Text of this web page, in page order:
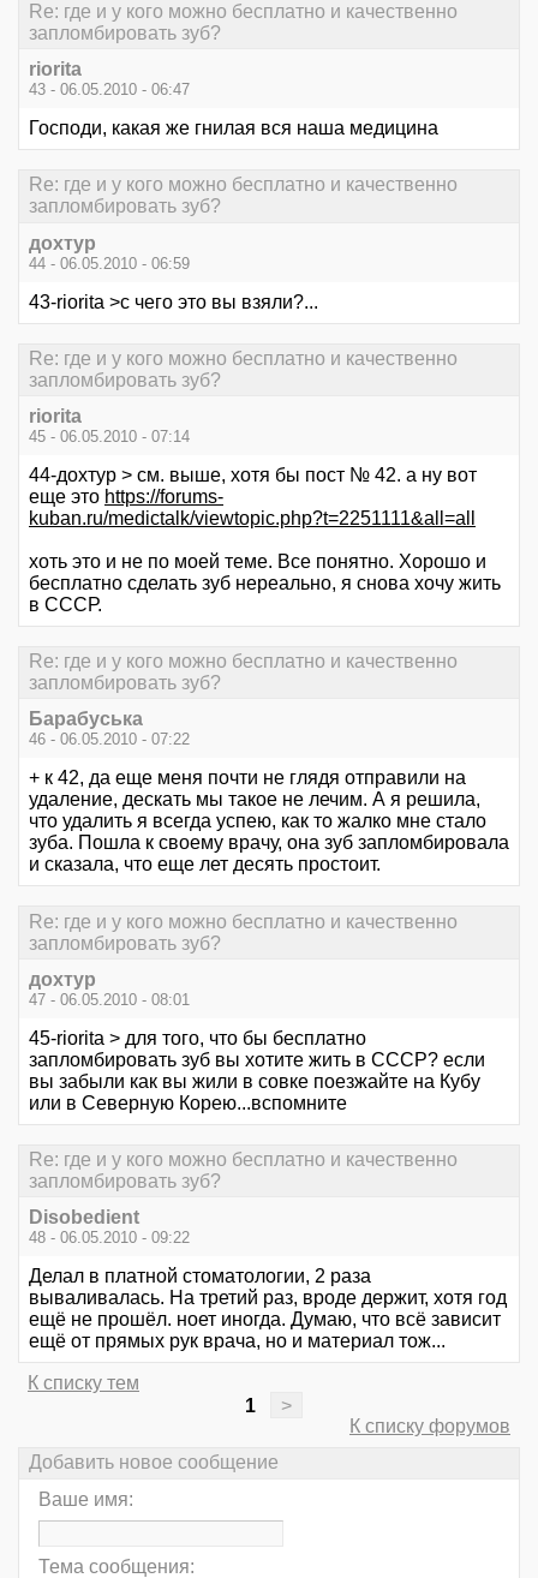
Re: где и у кого можно бесплатно и качественно
запломбировать зуб?
riorita
43 - 06.05.2010 - 06:47
Господи, какая же гнилая вся наша медицина
Re: где и у кого можно бесплатно и качественно
запломбировать зуб?
дохтур
44 - 06.05.2010 - 06:59
43-riorita >с чего это вы взяли?...
Re: где и у кого можно бесплатно и качественно
запломбировать зуб?
riorita
45 - 06.05.2010 - 07:14
44-дохтур > см. выше, хотя бы пост № 42. а ну вот
еще это https://forums-
kuban.ru/medictalk/viewtopic.php?t=2251111&all=all
хоть это и не по моей теме. Все понятно. Хорошо и
бесплатно сделать зуб нереально, я снова хочу жить
в СССР.
Re: где и у кого можно бесплатно и качественно
запломбировать зуб?
Барабуська
46 - 06.05.2010 - 07:22
+ к 42, да еще меня почти не глядя отправили на
удаление, дескать мы такое не лечим. А я решила,
что удалить я всегда успею, как то жалко мне стало
зуба. Пошла к своему врачу, она зуб запломбировала
и сказала, что еще лет десять простоит.
Re: где и у кого можно бесплатно и качественно
запломбировать зуб?
дохтур
47 - 06.05.2010 - 08:01
45-riorita > для того, что бы бесплатно
запломбировать зуб вы хотите жить в СССР? если
вы забыли как вы жили в совке поезжайте на Кубу
или в Северную Корею...вспомните
Re: где и у кого можно бесплатно и качественно
запломбировать зуб?
Disobedient
48 - 06.05.2010 - 09:22
Делал в платной стоматологии, 2 раза
вываливалась. На третий раз, вроде держит, хотя год
ещё не прошёл. ноет иногда. Думаю, что всё зависит
ещё от прямых рук врача, но и материал тож...
К списку тем
1
>
К списку форумов
Добавить новое сообщение
Ваше имя:
Тема сообщения: